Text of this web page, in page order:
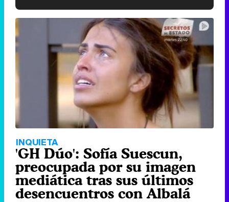
'120 Minutos' celebra sus 2.000 programas en Telemadrid con un vídeo del día a día en la redacción
Tráiler de '33 días', la nueva serie de Atresplayer con Julián Villagrán y José Manuel Poga
INQUIETA
'GH Dúo': Sofía Suescun,
preocupada por su imagen
mediática tras sus últimos
desencuentros con Albalá